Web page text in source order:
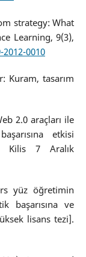
strategy: What
Learning, 9(3),
0010
Kuram, tasarım
2.0 araçları ile
etkisi
Kilis 7 Aralık
yüz öğretimin
başarısına ve
lisans tezi].